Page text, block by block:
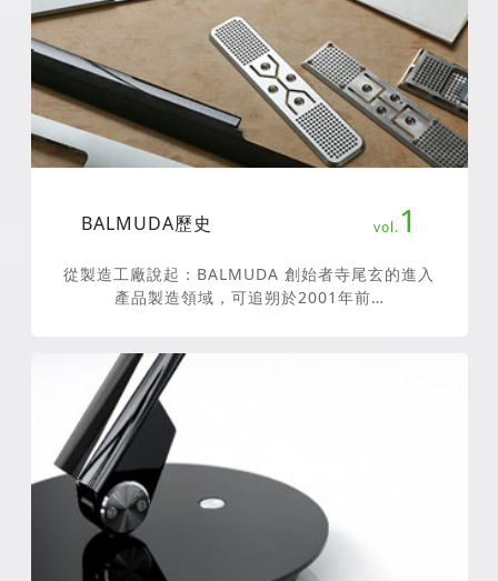
BALMUDA歷史 1
從製造工廠說起：BALMUDA 創始者寺尾玄的進入
產品製造領域，可追朔於2001年前…